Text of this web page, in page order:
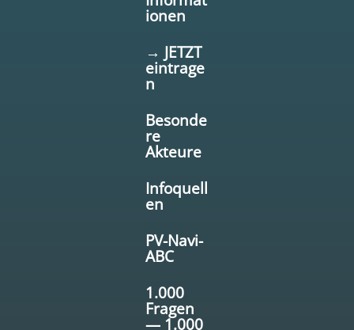
ionen
→ JETZT
eintrage
n
Besonde
re
Akteure
Infoquell
en
PV-Navi-
ABC
1.000
Fragen
— 1.000